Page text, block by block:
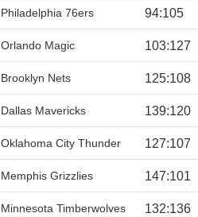
Philadelphia 76ers 94:105
Orlando Magic 103:127
Brooklyn Nets 125:108
Dallas Mavericks 139:120
Oklahoma City Thunder 127:107
Memphis Grizzlies 147:101
Minnesota Timberwolves 132:136